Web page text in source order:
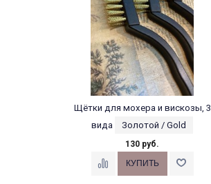
Щётки для мохера и вискозы, 3
вида
Золотой / Gold
130 руб.